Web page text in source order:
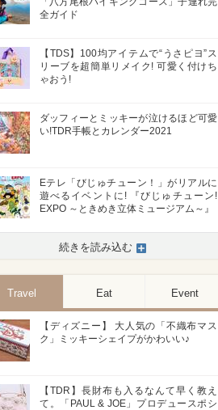
全ガイド
【TDS】100均アイテムで“うさピヨ”ス
リーブを超簡単リメイク! 可愛く付けち
ゃおう!
ダッフィーとミッキーが泣けるほど可愛
い!TDR手帳とカレンダー2021
Eテレ「びじゅチューン！」がリアルに
遊べるイベントに! 『びじゅチューン!
EXPO ～ときめき立体ミュージアム～』
続きを読み込む
Travel Eat Event
【ディズニー】 大人気の「不織布マス
ク」ミッキーシェイプがかわいい♪
【TDR】長財布も入るなんて早く教え
て。「PAUL & JOE」プロデュースポシ